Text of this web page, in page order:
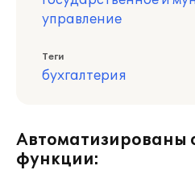
управление
Теги
бухгалтерия
Автоматизированы
функции: